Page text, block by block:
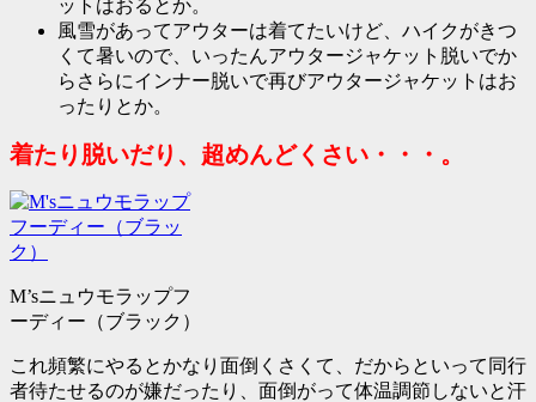
ットはおるとか。
風雪があってアウターは着てたいけど、ハイクがきつ
くて暑いので、いったんアウタージャケット脱いでか
らさらにインナー脱いで再びアウタージャケットはお
ったりとか。
着たり脱いだり、超めんどくさい・・・。
M’sニュウモラップフ
ーディー（ブラック）
これ頻繁にやるとかなり面倒くさくて、だからといって同行
者待たせるのが嫌だったり、 面倒がって体温調節しないと汗